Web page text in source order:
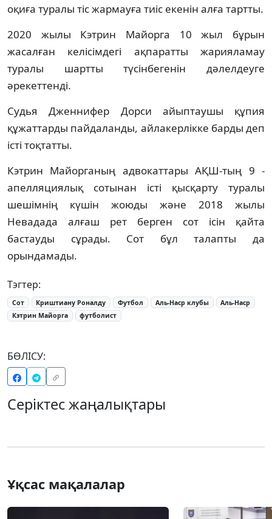
оқиға туралы тіс жармауға тиіс екенін алға тартты.
2020 жылы Кэтрин Майорга 10 жыл бұрын
жасалған келісімдегі ақпаратты жарияламау
туралы шартты түсінбегенін дәлелдеуге
әрекеттенді.
Судья Дженнифер Дорси айыптаушы құпия
құжаттарды пайдаланды, айлакерлікке барды деп
істі тоқтатты.
Кэтрин Майорганың адвокаттары АҚШ-тың 9 -
апелляциялық сотынан істі қысқарту туралы
шешімнің күшін жоюды және 2018 жылы
Невадада алғаш рет берген сот ісін қайта
бастауды сұрады. Сот бұл талапты да
орындамады.
Тэгтер:
Сот Криштиану Роналду Футбол Аль-Наср клубы
Аль-Наср
Кэтрин Майорга
футболист
БӨЛІСУ:
Серіктес жаңалықтары
Ұқсас мақалалар